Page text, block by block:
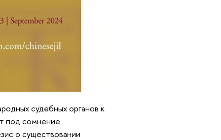
судебных органов к
под сомнение
о существовании